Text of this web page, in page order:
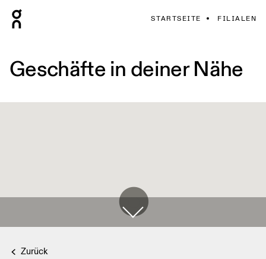
STARTSEITE FILIALEN
Geschäfte in deiner Nähe
Zurück